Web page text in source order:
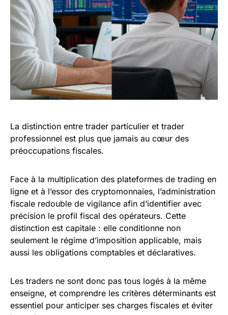
La distinction entre trader particulier et trader
professionnel est plus que jamais au cœur des
préoccupations fiscales.
Face à la multiplication des plateformes de trading en
ligne et à l’essor des cryptomonnaies, l’administration
fiscale redouble de vigilance afin d’identifier avec
précision le profil fiscal des opérateurs. Cette
distinction est capitale : elle conditionne non
seulement le régime d’imposition applicable, mais
aussi les obligations comptables et déclaratives.
Les traders ne sont donc pas tous logés à la même
enseigne, et comprendre les critères déterminants est
essentiel pour anticiper ses charges fiscales et éviter